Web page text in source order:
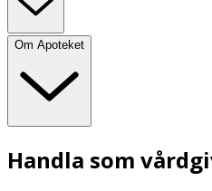
Om Apoteket
Handla som